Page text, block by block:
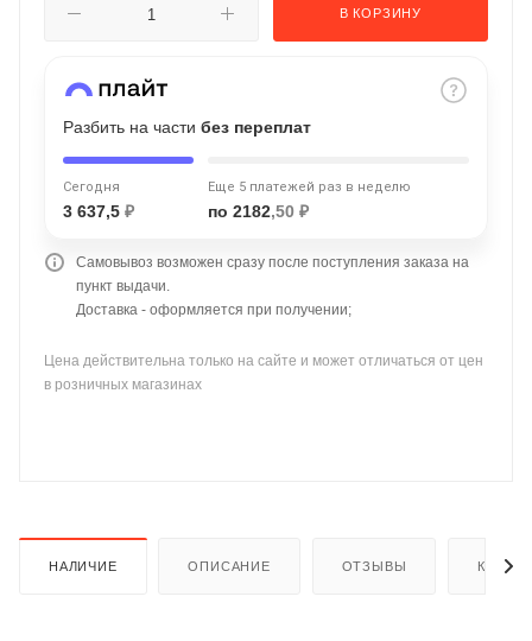
В КОРЗИНУ
Разбить на части без переплат
Сегодня
3 637,5 ₽
Еще 5 платежей раз в неделю
по 2182,50 ₽
Самовывоз возможен сразу после поступления заказа на
пункт выдачи.
Доставка - оформляется при получении;
Цена действительна только на сайте и может отличаться от цен
в розничных магазинах
НАЛИЧИЕ ОПИСАНИЕ ОТЗЫВЫ КАК
недели